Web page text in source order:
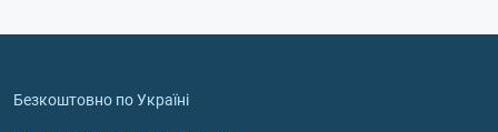
Безкоштовно по Україні